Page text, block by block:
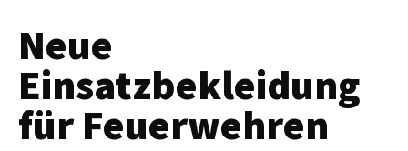
Neue
Einsatzbekleidung
für Feuerwehren